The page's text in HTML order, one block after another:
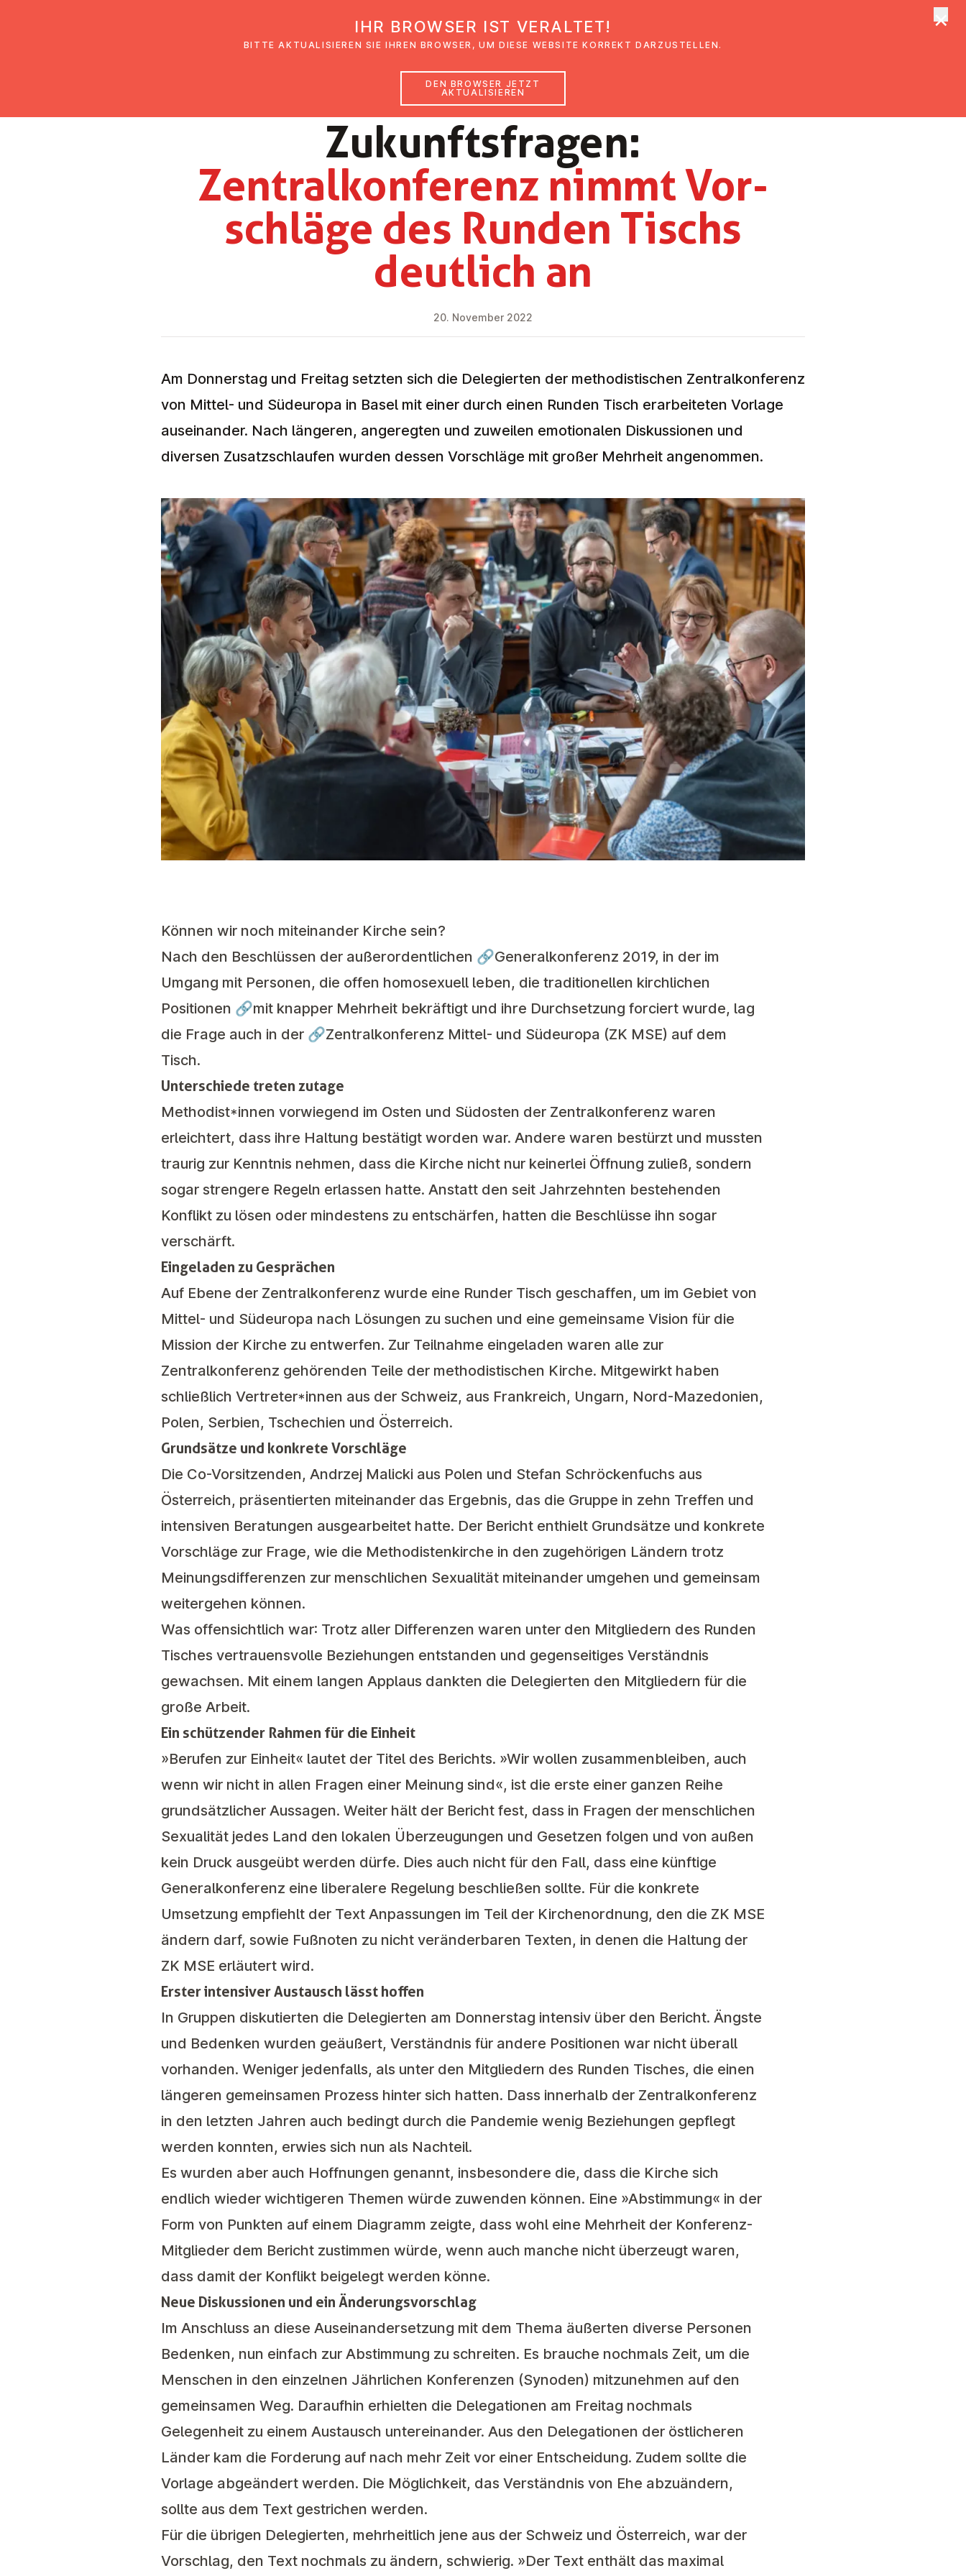
Glaubensimpulse News Veranstaltungen
Zu­kunfts­fra­gen:
Zen­tral­kon­fe­renz nimmt Vor­
schlä­ge des Runden Tischs
deutlich an
NEWS
20. November 2022
Am Donnerstag und Freitag setzten sich die Delegierten der methodistischen Zentralkonferenz
von Mittel- und Südeuropa in Basel mit einer durch einen Runden Tisch erarbeiteten Vorlage
auseinander. Nach längeren, angeregten und zuweilen emotionalen Diskussionen und
diversen Zusatzschlaufen wurden dessen Vorschläge mit großer Mehrheit angenommen.
Können wir noch miteinander Kirche sein?
Nach den Beschlüssen der außerordentlichen 🔗Generalkonferenz 2019, in der im
Umgang mit Personen, die offen homosexuell leben, die traditionellen kirchlichen
Positionen 🔗mit knapper Mehrheit bekräftigt und ihre Durchsetzung forciert wurde, lag
die Frage auch in der 🔗Zentralkonferenz Mittel- und Südeuropa (ZK MSE) auf dem
Tisch.
Unterschiede treten zutage
Methodist*innen vorwiegend im Osten und Südosten der Zentralkonferenz waren
erleichtert, dass ihre Haltung bestätigt worden war. Andere waren bestürzt und mussten
traurig zur Kenntnis nehmen, dass die Kirche nicht nur keinerlei Öffnung zuließ, sondern
sogar strengere Regeln erlassen hatte. Anstatt den seit Jahrzehnten bestehenden
Konflikt zu lösen oder mindestens zu entschärfen, hatten die Beschlüsse ihn sogar
verschärft.
Eingeladen zu Gesprächen
Auf Ebene der Zentralkonferenz wurde eine Runder Tisch geschaffen, um im Gebiet von
Mittel- und Südeuropa nach Lösungen zu suchen und eine gemeinsame Vision für die
Mission der Kirche zu entwerfen. Zur Teilnahme eingeladen waren alle zur
Zentralkonferenz gehörenden Teile der methodistischen Kirche. Mitgewirkt haben
schließlich Vertreter*innen aus der Schweiz, aus Frankreich, Ungarn, Nord-Mazedonien,
Polen, Serbien, Tschechien und Österreich.
Grundsätze und konkrete Vorschläge
Die Co-Vorsitzenden, Andrzej Malicki aus Polen und Stefan Schröckenfuchs aus
Österreich, präsentierten miteinander das Ergebnis, das die Gruppe in zehn Treffen und
intensiven Beratungen ausgearbeitet hatte. Der Bericht enthielt Grundsätze und konkrete
Vorschläge zur Frage, wie die Methodistenkirche in den zugehörigen Ländern trotz
Meinungsdifferenzen zur menschlichen Sexualität miteinander umgehen und gemeinsam
weitergehen können.
Was offensichtlich war: Trotz aller Differenzen waren unter den Mitgliedern des Runden
Tisches vertrauensvolle Beziehungen entstanden und gegenseitiges Verständnis
gewachsen. Mit einem langen Applaus dankten die Delegierten den Mitgliedern für die
große Arbeit.
Ein schützender Rahmen für die Einheit
»Berufen zur Einheit« lautet der Titel des Berichts. »Wir wollen zusammenbleiben, auch
wenn wir nicht in allen Fragen einer Meinung sind«, ist die erste einer ganzen Reihe
grundsätzlicher Aussagen. Weiter hält der Bericht fest, dass in Fragen der menschlichen
Sexualität jedes Land den lokalen Überzeugungen und Gesetzen folgen und von außen
kein Druck ausgeübt werden dürfe. Dies auch nicht für den Fall, dass eine künftige
Generalkonferenz eine liberalere Regelung beschließen sollte. Für die konkrete
Umsetzung empfiehlt der Text Anpassungen im Teil der Kirchenordnung, den die ZK MSE
ändern darf, sowie Fußnoten zu nicht veränderbaren Texten, in denen die Haltung der
ZK MSE erläutert wird.
Erster intensiver Austausch lässt hoffen
In Gruppen diskutierten die Delegierten am Donnerstag intensiv über den Bericht. Ängste
und Bedenken wurden geäußert, Verständnis für andere Positionen war nicht überall
vorhanden. Weniger jedenfalls, als unter den Mitgliedern des Runden Tisches, die einen
längeren gemeinsamen Prozess hinter sich hatten. Dass innerhalb der Zentralkonferenz
in den letzten Jahren auch bedingt durch die Pandemie wenig Beziehungen gepflegt
werden konnten, erwies sich nun als Nachteil.
Es wurden aber auch Hoffnungen genannt, insbesondere die, dass die Kirche sich
endlich wieder wichtigeren Themen würde zuwenden können. Eine »Abstimmung« in der
Form von Punkten auf einem Diagramm zeigte, dass wohl eine Mehrheit der Konferenz-
Mitglieder dem Bericht zustimmen würde, wenn auch manche nicht überzeugt waren,
dass damit der Konflikt beigelegt werden könne.
Neue Diskussionen und ein Änderungsvorschlag
Im Anschluss an diese Auseinandersetzung mit dem Thema äußerten diverse Personen
Bedenken, nun einfach zur Abstimmung zu schreiten. Es brauche nochmals Zeit, um die
Menschen in den einzelnen Jährlichen Konferenzen (Synoden) mitzunehmen auf den
gemeinsamen Weg. Daraufhin erhielten die Delegationen am Freitag nochmals
Gelegenheit zu einem Austausch untereinander. Aus den Delegationen der östlicheren
Länder kam die Forderung auf nach mehr Zeit vor einer Entscheidung. Zudem sollte die
Vorlage abgeändert werden. Die Möglichkeit, das Verständnis von Ehe abzuändern,
sollte aus dem Text gestrichen werden.
Für die übrigen Delegierten, mehrheitlich jene aus der Schweiz und Österreich, war der
Vorschlag, den Text nochmals zu ändern, schwierig. »Der Text enthält das maximal
IHR BROWSER IST VERALTET!
BITTE AKTUALISIEREN SIE IHREN BROWSER, UM DIESE WEBSITE KORREKT DARZUSTELLEN.
DEN BROWSER JETZT
AKTUALISIEREN
×